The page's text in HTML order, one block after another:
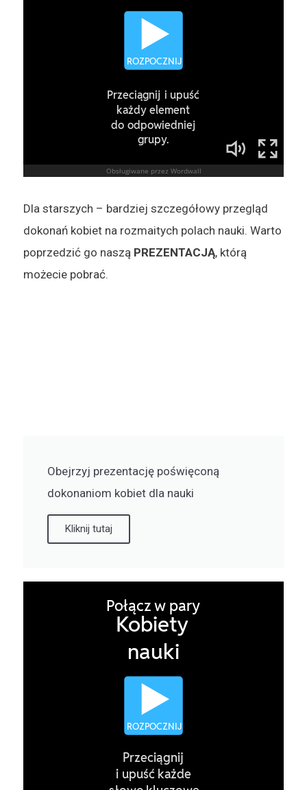
Dla starszych – bardziej szczegółowy przegląd
dokonań kobiet na rozmaitych polach nauki. Warto
poprzedzić go naszą PREZENTACJĄ, którą
możecie pobrać.
Obejrzyj prezentację poświęconą
dokonaniom kobiet dla nauki
Kliknij tutaj